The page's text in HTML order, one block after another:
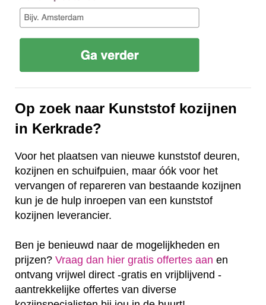
Op zoek naar Kunststof kozijnen
in Kerkrade?
Voor het plaatsen van nieuwe kunststof deuren,
kozijnen en schuifpuien, maar óók voor het
vervangen of repareren van bestaande kozijnen
kun je de hulp inroepen van een kunststof
kozijnen leverancier.
Ben je benieuwd naar de mogelijkheden en
prijzen? Vraag dan hier gratis offertes aan en
ontvang vrijwel direct -gratis en vrijblijvend -
aantrekkelijke offertes van diverse